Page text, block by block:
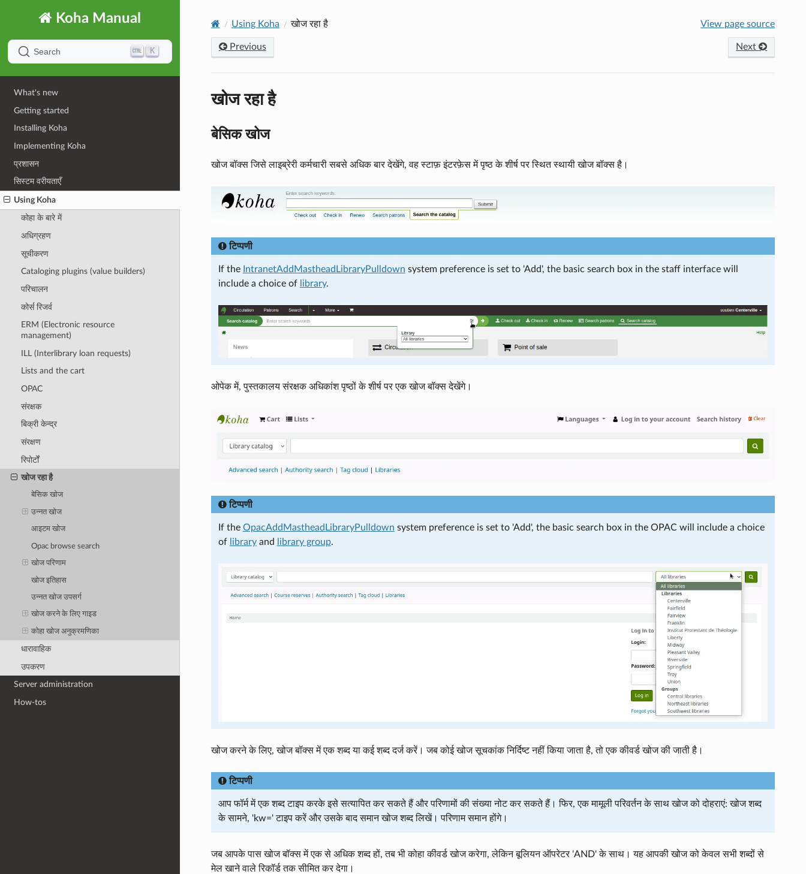
Koha Manual
Search K
What's new
Getting started
Installing Koha
Implementing Koha
प्रशासन
सिस्टम वरीयताएँ
Using Koha
कोहा के बारे में
अधिग्रहण
सूचीकरण
Cataloging plugins (value builders)
परिचालन
कोर्स रिजर्व
ERM (Electronic resource
management)
ILL (Interlibrary loan requests)
Lists and the cart
OPAC
संरक्षक
बिक्री केन्द्र
संरक्षण
रिपोर्टों
खोज रहा है
बेसिक खोज
उन्नत खोज
आइटम खोज
Opac browse search
खोज परिणाम
खोज इतिहास
उन्नत खोज उपसर्ग
खोज करने के लिए गाइड
कोहा खोज अनुक्रमणिका
धारावाहिक
उपकरण
Server administration
How-tos
Using Koha खोज रहा है View page source
Previous Next
खोज रहा है
बेसिक खोज
खोज बॉक्स जिसे लाइब्रेरी कर्मचारी सबसे अधिक बार देखेंगे, वह स्टाफ़ इंटरफ़ेस में पृष्ठ के शीर्ष पर स्थित स्थायी खोज बॉक्स है।
टिप्पणी
If the IntranetAddMastheadLibraryPulldown system preference is set to 'Add', the basic search box in the staff interface will
include a choice of library.
ओपेक में, पुस्तकालय संरक्षक अधिकांश पृष्ठों के शीर्ष पर एक खोज बॉक्स देखेंगे।
टिप्पणी
If the OpacAddMastheadLibraryPulldown system preference is set to 'Add', the basic search box in the OPAC will include a choice
of libraryand library group.
खोज करने के लिए, खोज बॉक्स में एक शब्द या कई शब्द दर्ज करें। जब कोई खोज सूचकांक निर्दिष्ट नहीं किया जाता है, तो एक कीवर्ड खोज की जाती है।
टिप्पणी
आप फॉर्म में एक शब्द टाइप करके इसे सत्यापित कर सकते हैं और परिणामों की संख्या नोट कर सकते हैं। फिर, एक मामूली परिवर्तन के साथ खोज को दोहराएं: खोज शब्द
के सामने, 'kw=' टाइप करें और उसके बाद समान खोज शब्द लिखें। परिणाम समान होंगे।
जब आपके पास खोज बॉक्स में एक से अधिक शब्द हों, तब भी कोहा कीवर्ड खोज करेगा, लेकिन बूलियन ऑपरेटर 'AND' के साथ। यह आपकी खोज को केवल सभी शब्दों से
मेल खाने वाले रिकॉर्ड तक सीमित कर देगा।